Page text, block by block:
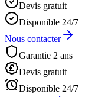
Devis gratuit
Disponible 24/7
Nous contacter
Garantie 2 ans
Devis gratuit
Disponible 24/7